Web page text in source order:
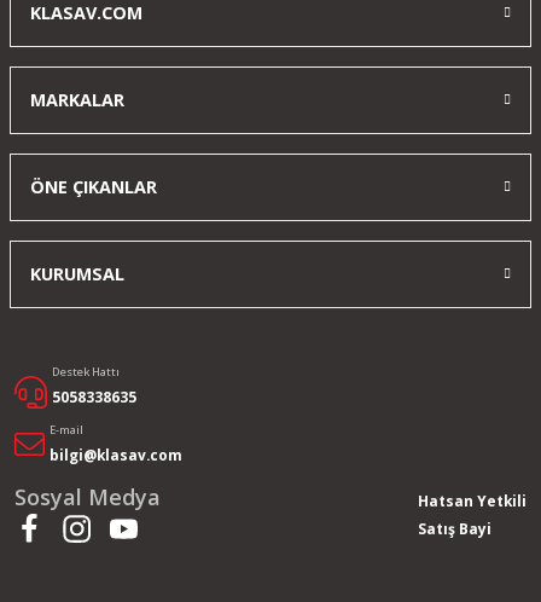
m... e... | 11/01/2026
Yorum Yaz
KLASAV.COM
MARKALAR
ÖNE ÇIKANLAR
KURUMSAL
Destek Hattı
5058338635
E-mail
bilgi@klasav.com
Sosyal Medya
Hatsan Yetkili
Satış Bayi